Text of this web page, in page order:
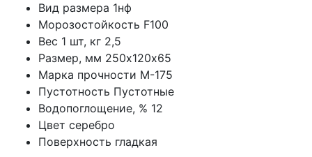
Вид размера 1нф
Морозостойкость F100
Вес 1 шт, кг 2,5
Размер, мм 250х120х65
Марка прочности М-175
Пустотность Пустотные
Водопоглощение, % 12
Цвет серебро
Поверхность гладкая